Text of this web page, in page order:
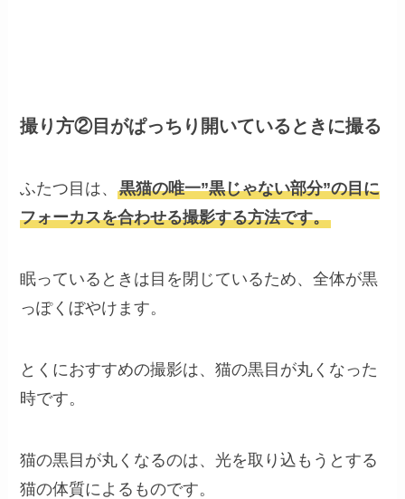
撮り方②目がぱっちり開いているときに撮る
ふたつ目は、黒猫の唯一”黒じゃない部分”の目に
フォーカスを合わせる撮影する方法です。
眠っているときは目を閉じているため、全体が黒
っぽくぼやけます。
とくにおすすめの撮影は、猫の黒目が丸くなった
時です。
猫の黒目が丸くなるのは、光を取り込もうとする
猫の体質によるものです。